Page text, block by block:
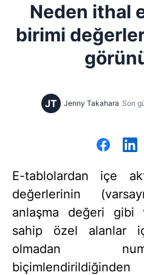
Neden ithal
birimi
JT Jenny Takahara Son
E-tablolardan içe
değerlerinin
anlaşma değeri gibi
sahip özel alanlar
olmadan